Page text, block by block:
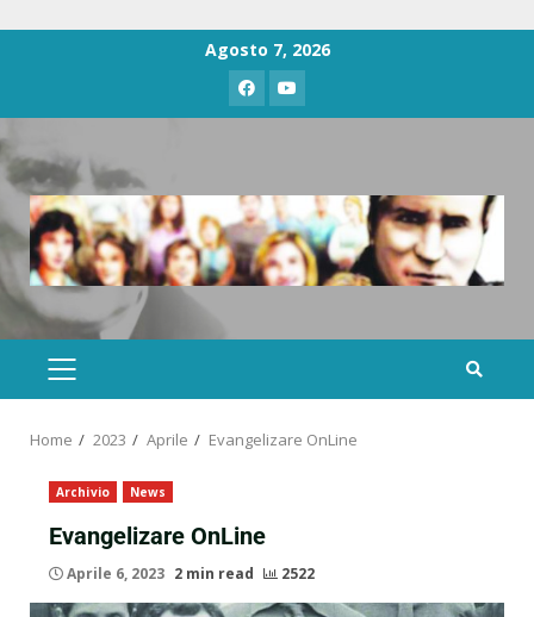
Agosto 7, 2026
Home 2023 Aprile Evangelizare OnLine
Archivio News
Evangelizare OnLine
Aprile 6, 2023 2 min read 2522